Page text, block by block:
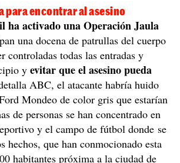
para encontrar al asesino
ha activado una Operación Jaula
una docena de patrullas del cuerpo
controladas todas las entradas y
y evitar que el asesino pueda
ABC, el atacante habría huido
Mondeo de color gris que estarían
de personas se han concentrado en
y el campo de fútbol donde se
hechos, que han conmocionado esta
habitantes próxima a la ciudad de